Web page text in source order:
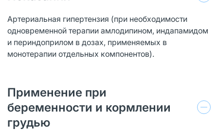
Артериальная гипертензия (при необходимости
одновременной терапии амлодипином, индапамидом
и периндоприлом в дозах, применяемых в
монотерапии отдельных компонентов).
Применение при
беременности и кормлении
грудью